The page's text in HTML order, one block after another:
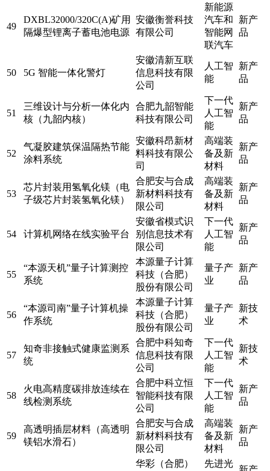
49
DXBL32000/320C(A)矿用
隔爆型锂离子蓄电池电源
安徽衡誉科技
有限公司
新能源
汽车和
智能网
联汽车
新产
品
50 5G 智能一体化警灯
安徽清新互联
信息科技有限
公司
人工智
能
新产
品
51
三维设计与分析一体化内
核（九韶内核）
合肥九韶智能
科技有限公司
下一代
人工智
能
新产
品
52
气凝胶建筑保温隔热节能
涂料系统
安徽科昂新材
料科技有限公
司
高端装
备及新
材料
新产
品
53
芯片封装用氢氧化镁（电
子级芯片封装氢氧化镁）
合肥安与合成
新材料科技有
限公司
高端装
备及新
材料
新产
品
54 计算机网络在线实验平台
安徽省模式识
别信息技术有
限公司
下一代
人工智
能
新产
品
55
“本源天机”量子计算测控
系统
本源量子计算
科技（合肥）
股份有限公司
量子产
业
新产
品
56
“本源司南”量子计算机操
作系统
本源量子计算
科技（合肥）
股份有限公司
量子产
业
新技
术
57
知奇非接触式健康监测系
统
合肥中科知奇
信息科技有限
公司
下一代
人工智
能
新技
术
58
火电高精度碳排放连续在
线检测系统
合肥中科立恒
智能科技有限
公司
下一代
人工智
能
新产
品
59
高透明插层材料（高透明
镁铝水滑石）
合肥安与合成
新材料科技有
限公司
高端装
备及新
材料
新产
品
华彩（合肥） 先进光